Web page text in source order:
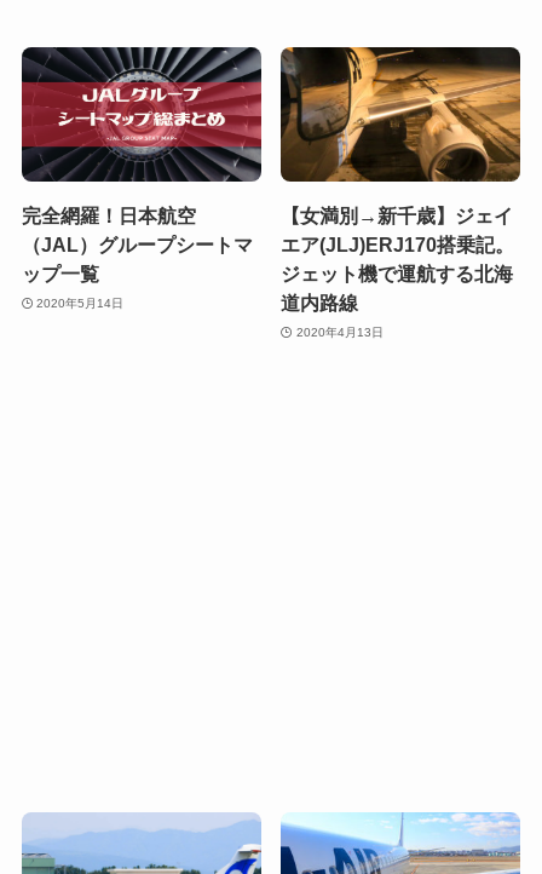
完全網羅！日本航空
（JAL）グループシートマ
ップ一覧
2020年5月14日
【女満別→新千歳】ジェイ
エア(JLJ)ERJ170搭乗記。
ジェット機で運航する北海
道内路線
2020年4月13日